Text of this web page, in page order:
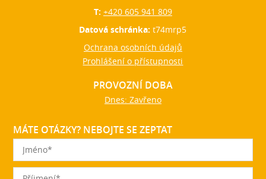
T: +420 605 941 809
Datová schránka:t74mrp5
Ochrana osobních údajů
Prohlášení o přístupnosti
PROVOZNÍ DOBA
Dnes: Zavřeno
MÁTE OTÁZKY? NEBOJTE SE ZEPTAT